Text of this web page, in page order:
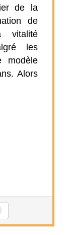
de la
de
vitalité
les
modèle
Alors